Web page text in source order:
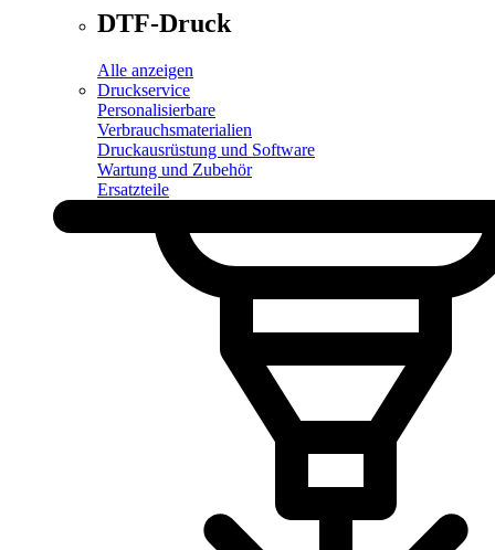
DTF-Druck
Alle anzeigen
Druckservice
Personalisierbare
Verbrauchsmaterialien
Druckausrüstung und Software
Wartung und Zubehör
Ersatzteile